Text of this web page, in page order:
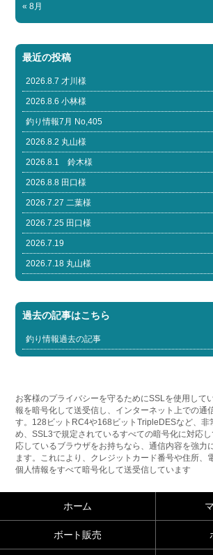
« 8月
最近の投稿
2026.8.7 才川様
2026.8.6 小林様
釣り情報7月 No,405
2026.8.2 丸山様
2026.8.1 鈴木様
2026.8.8 田口様
2026.7.27 二葉様
2026.7.25 田口様
2026.7.19
2026.7.18 丸山様
過去の記事はこちら
釣り情報過去の記事
お客様のプライバシーを守るためにSSLを使用して
報を暗号化して送受信し、インターネット上での通
す。128ビットRC4や168ビットTripleDESなど、非
め、SSL3で規定されているすべての暗号化に対応
応しているブラウザをお持ちなら、通信内容を強力
ます。これにより、クレジットカード番号や住所、
個人情報をすべて暗号化して送受信しています
ホーム
ボート販売